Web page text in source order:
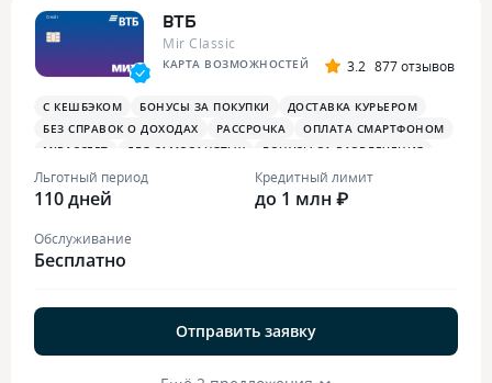
ВТБ
Mir Classic
КАРТА ВОЗМОЖНОСТЕЙ 3.2 877 отзывов
С КЕШБЭКОМ БОНУСЫ ЗА ПОКУПКИ
ДОСТАВКА КУРЬЕРОМ
БЕЗ СПРАВОК О ДОХОДАХ
РАССРОЧКА
ОПЛАТА СМАРТФОНОМ
MIRACCEPT
ДЛЯ САМОЗАНЯТЫХ
БОНУСЫ ЗА РАЗВЛЕЧЕНИЯ
ПЛАТЕЖНЫЙ СТИКЕР
Льготный период
110 дней
Кредитный лимит
до 1 млн ₽
Обслуживание
Бесплатно
Отправить заявку